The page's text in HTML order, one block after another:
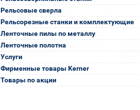
Рельсовые сверла
Рельсорезные станки и комплектующие
Ленточные пилы по металлу
Ленточные полотна
Услуги
Фирменные товары Kerner
Товары по акции